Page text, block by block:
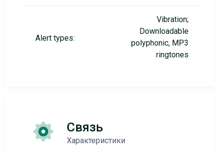
Alert types:
Vibration;
Downloadable
polyphonic, MP3
ringtones
Связь
Характеристики